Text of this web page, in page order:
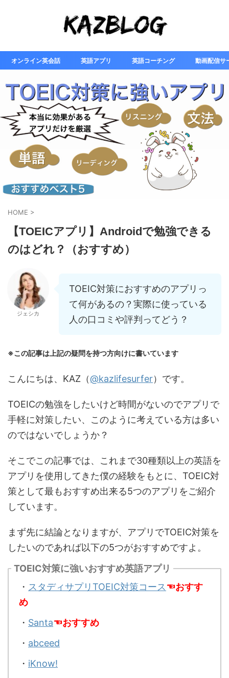
オンライン英会話 英語アプリ 英語コーチング 動画配信サ
HOME >
【TOEICアプリ】Androidで勉強できる
のはどれ？（おすすめ）
ジェシカ
TOEIC対策におすすめのアプリっ
て何があるの？実際に使っている
人の口コミや評判ってどう？
※この記事は上記の疑問を持つ方向けに書いています
こんにちは、KAZ（@kazlifesurfer）です。
TOEICの勉強をしたいけど時間がないのでアプリで
手軽に対策したい、このように考えている方は多い
のではないでしょうか？
そこでこの記事では、これまで30種類以上の英語を
アプリを使用してきた僕の経験をもとに、TOEIC対
策として最もおすすめ出来る5つのアプリをご紹介
しています。
まず先に結論となりますが、アプリでTOEIC対策を
したいのであれば以下の5つがおすすめですよ。
TOEIC対策に強いおすすめ英語アプリ
・ スタディサプリTOEIC対策コース☜おすす
め
・ Santa☜おすすめ
・ abceed
・ iKnow!